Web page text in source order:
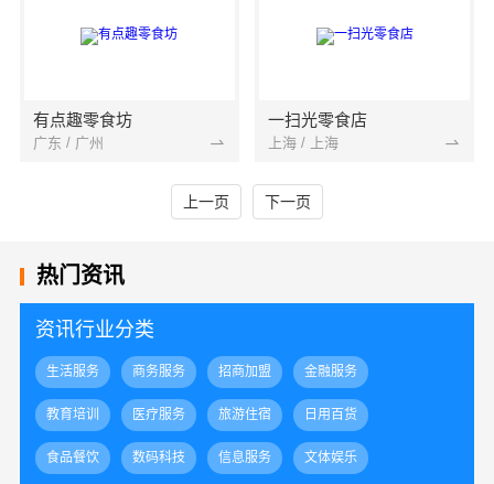
有点趣零食坊
广东 / 广州
一扫光零食店
上海 / 上海
上一页 下一页
热门资讯
资讯行业分类
生活服务 商务服务 招商加盟 金融服务
教育培训 医疗服务 旅游住宿 日用百货
食品餐饮 数码科技 信息服务 文体娱乐